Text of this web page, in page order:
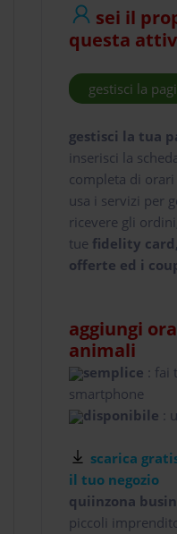
sei il
questa
gestisci la
gestisci la tua
inserisci la
completa di
usa i servizi per
ricevere gli
tue fidelity
offerte ed i
aggiungi
animali
semplice : fai
smartphone
disponibile :
scarica
il tuo negozio
quiinzona
piccoli